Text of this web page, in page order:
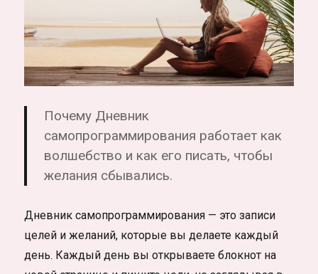
Почему Дневник
самопрограммирования работает как
волшебство и как его писать, чтобы
желания сбывались.
Дневник самопрограммирования — это записи
целей и желаний, которые вы делаете каждый
день. Каждый день вы открываете блокнот на